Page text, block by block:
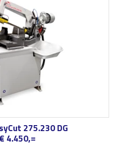
275.230 DG
4.450,=